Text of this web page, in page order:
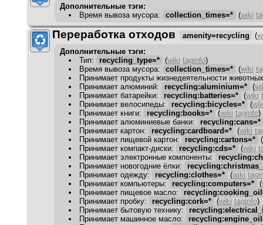
Дополнительные тэги:
Время вывоза мусора: collection_times=* (wiki
Переработка отходов amenity=recycling (
Дополнительные тэги:
Тип: recycling_type=* (wiki taginfo)
Время вывоза мусора: collection_times=* (wiki
Принимает продукты жизнедеятельности животных
Принимает алюминий: recycling:aluminium=* (
Принимает батарейки: recycling:batteries=* (wiki
Принимает велосипеды: recycling:bicycles=* (
Принимает книги: recycling:books=* (wiki taginfo)
Принимает алюминиевые банки:
recycling:cans=*
Принимает картон: recycling:cardboard=* (wiki
Принимает пищевой картон: recycling:cartons=* (
Принимает компакт-диски: recycling:cds=* (wiki
Принимает электронные компоненты:
Принимает новогодние ёлки:
Принимает одежду: recycling:clothes=* (wiki
Принимает компьютеры: recycling:computers=* (
Принимает пищевое масло:
Принимает пробку: recycling:cork=* (wiki taginfo)
Принимает бытовую технику:
Принимает машинное масло: